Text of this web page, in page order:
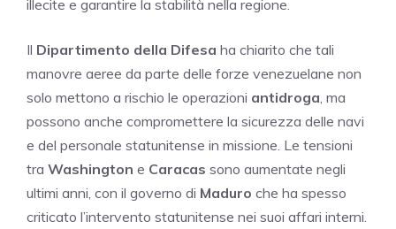
illecite e garantire la stabilità nella regione.
Il Dipartimento della Difesa ha chiarito che tali
manovre aeree da parte delle forze venezuelane non
solo mettono a rischio le operazioni antidroga, ma
possono anche compromettere la sicurezza delle navi
e del personale statunitense in missione. Le tensioni
tra Washington e Caracas sono aumentate negli
ultimi anni, con il governo di Maduro che ha spesso
criticato l’intervento statunitense nei suoi affari interni.